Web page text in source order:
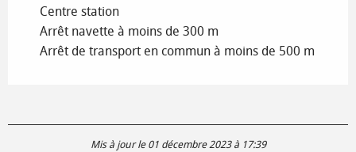
Centre station
Arrêt navette à moins de 300 m
Arrêt de transport en commun à moins de 500 m
Mis à jour le 01 décembre 2023 à 17:39